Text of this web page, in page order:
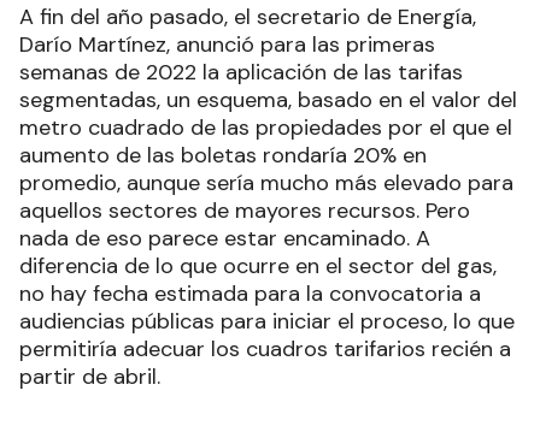
A fin del año pasado, el secretario de Energía,
Darío Martínez, anunció para las primeras
semanas de 2022 la aplicación de las tarifas
segmentadas, un esquema, basado en el valor del
metro cuadrado de las propiedades por el que el
aumento de las boletas rondaría 20% en
promedio, aunque sería mucho más elevado para
aquellos sectores de mayores recursos. Pero
nada de eso parece estar encaminado. A
diferencia de lo que ocurre en el sector del gas,
no hay fecha estimada para la convocatoria a
audiencias públicas para iniciar el proceso, lo que
permitiría adecuar los cuadros tarifarios recién a
partir de abril.